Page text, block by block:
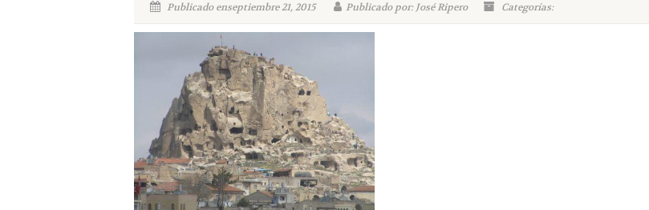
Publicado enseptiembre 21, 2015 Publicado por: José Ripero Categorías: